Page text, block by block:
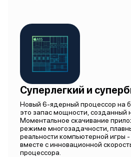
Суперлегкий и
Новый 6-ядерный процессор на
это запас мощности, созданный
Моментальное скачивание
режиме многозадачности,
реальности компьютерной игры
вместе с инновационной
процессора.